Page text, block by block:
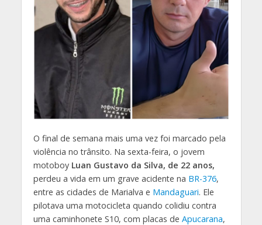
O final de semana mais uma vez foi marcado pela
violência no trânsito. Na sexta-feira, o jovem
motoboy Luan Gustavo da Silva, de 22 anos,
perdeu a vida em um grave acidente na BR-376,
entre as cidades de Marialva e Mandaguari. Ele
pilotava uma motocicleta quando colidiu contra
uma caminhonete S10, com placas de Apucarana,